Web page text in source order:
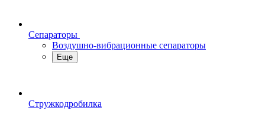
Сепараторы
Воздушно-вибрационные сепараторы
Еще
Стружкодробилка